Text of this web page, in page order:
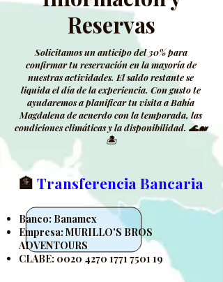
Reservas
Solicitamos un anticipo del 30% para
confirmar tu reservación en la mayoría de
nuestras actividades. El saldo restante se
liquida el día de la experiencia. Con gusto te
ayudaremos a planificar tu visita a Bahía
Magdalena de acuerdo con la temporada, las
condiciones climáticas y la disponibilidad. 🌊🐋
🏝️
🏦 Transferencia Bancaria
Banco: Banamex
Empresa: MURILLO'S BROS
ADVENTOURS
CLABE: 0020 4270 1771 7501 19